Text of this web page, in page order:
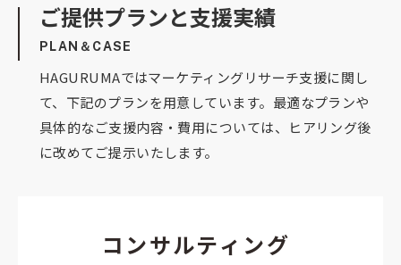
ご提供プランと支援実績
PLAN＆CASE
HAGURUMAではマーケティングリサーチ支援に関し
て、下記のプランを用意しています。最適なプランや
具体的なご支援内容・費用については、ヒアリング後
に改めてご提示いたします。
コンサルティング